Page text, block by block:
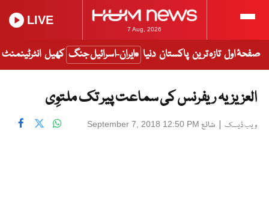
7 Aug, 2026
LIVE
صفحۂ اول تازہ ترین پاکستان دنیا ایران-اسرائیل جنگ کھیل انٹرٹینمنٹ
العزیزیہ ریفرنس کی سماعت پیر تک ملتوِی
ویب ڈیسک | شائع September 7, 2018 12:50 PM